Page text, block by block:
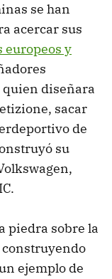
se han
acercar sus
europeos y
quien diseñara
sacar
de
su
piedra sobre la
ejemplo de